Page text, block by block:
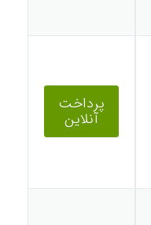
پرداخت
آنلاین